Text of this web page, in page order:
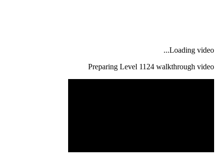
Loading video...
Preparing Level 1124 walkthrough video